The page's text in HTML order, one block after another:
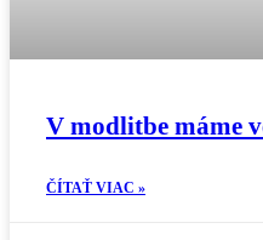
V modlitbe máme
ČÍTAŤ VIAC »